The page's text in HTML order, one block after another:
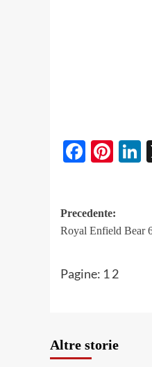
articolo
Precedente:
Royal Enfield Bear
Pagine: 1 2
Altre storie